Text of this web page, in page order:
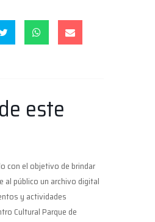
este
con el objetivo de brindar
al público un archivo digital
y actividades
Cultural Parque de